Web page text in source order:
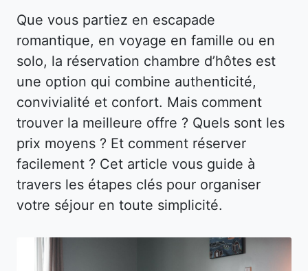
Que vous partiez en escapade
romantique, en voyage en famille ou en
solo, la réservation chambre d’hôtes est
une option qui combine authenticité,
convivialité et confort. Mais comment
trouver la meilleure offre ? Quels sont les
prix moyens ? Et comment réserver
facilement ? Cet article vous guide à
travers les étapes clés pour organiser
votre séjour en toute simplicité.